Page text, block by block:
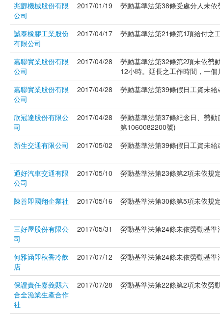
兆酆機械股份有限
公司
2017/01/19 勞動基準法第38條受處分人未
誠泰橡膠工業股份
有限公司
2017/04/17 勞動基準法第21條第1項給付之
嘉聯實業股份有限
公司
2017/04/28
勞動基準法第32條第2項未依勞
12小時。延長之工作時間，一
嘉聯實業股份有限
公司
2017/04/28 勞動基準法第39條假日工資未
欣冠達股份有限公
司
2017/04/28
勞動基準法第37條紀念日、勞
第1060082200號)
新生交通有限公司
2017/05/02 勞動基準法第39條假日工資未
通好汽車交通有限
公司
2017/05/10 勞動基準法第23條第2項未依規
陳善即國翔企業社 2017/05/16 勞動基準法第30條第5項未依規
三好屋股份有限公
司
2017/05/31 勞動基準法第24條未依勞動基
何雅涵即秋香冷飲
店
2017/07/12 勞動基準法第24條未依勞動基
保證責任嘉義縣六
合全漁業生產合作
社
2017/07/28 勞動基準法第22條第2項未依勞